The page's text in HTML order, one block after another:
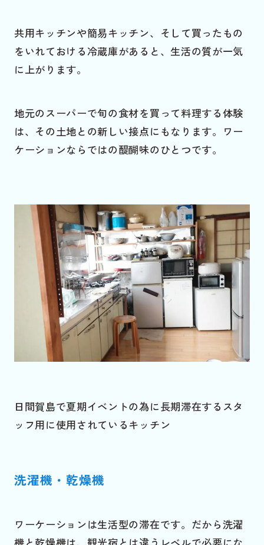
共用キッチンや簡易キッチン、そして買ったもの
をいれておける冷蔵庫があると、生活の質が一気
に上がります。
地元のスーパーで旬の食材を買って料理する体験
は、その土地との新しい接点にもなります。ワー
ケーションならではの醍醐味のひとつです。
日間賀島で夏期イベントの為に長期滞在するスタ
ッフ用に使用されているキッチン
洗濯機・乾燥機
ワーケーションは生活型の滞在です。だから洗濯